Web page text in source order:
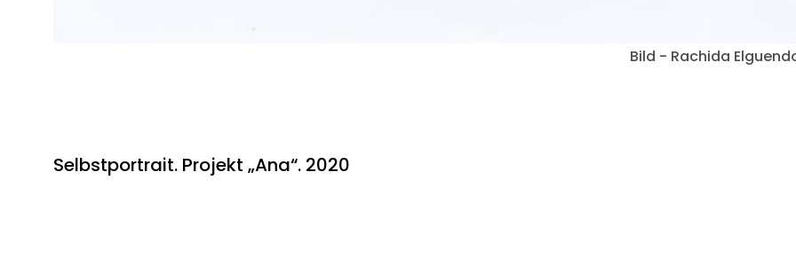
Bild - Rachida
Selbstportrait. Projekt „Ana“. 2020